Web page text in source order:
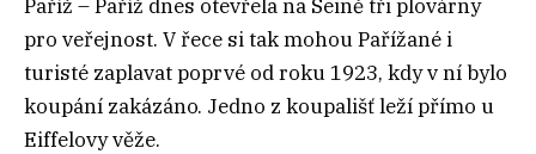
Paříž – Paříž dnes otevřela na Seině tři plovárny
pro veřejnost. V řece si tak mohou Pařížané i
turisté zaplavat poprvé od roku 1923, kdy v ní bylo
koupání zakázáno. Jedno z koupališť leží přímo u
Eiffelovy věže.